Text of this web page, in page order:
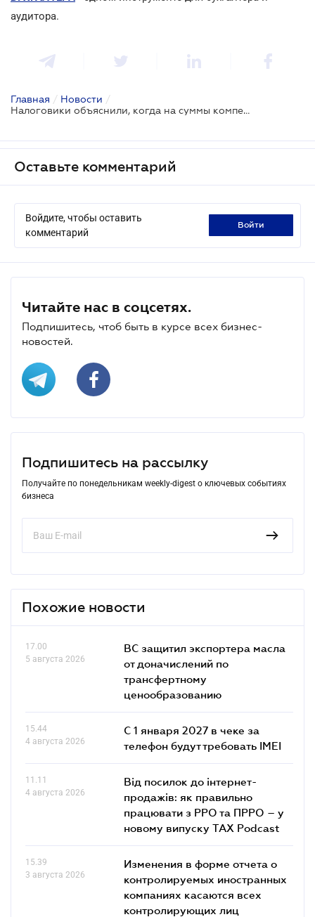
аудитора.
Главная / Новости /
Налоговики объяснили, когда на суммы компенсации за неиспользованный отпуск не насчитывается ЕСВ
Оставьте комментарий
Войдите, чтобы оставить
комментарий
войти
Читайте нас в соцсетях.
Подпишитесь, чтоб быть в курсе всех бизнес-
новостей.
Подпишитесь на рассылку
Получайте по понедельникам weekly-digest о ключевых событиях
бизнеса
Похожие новости
17.00
5 августа 2026
ВС защитил экспортера масла
от доначислений по
трансфертному
ценообразованию
15.44
4 августа 2026
С 1 января 2027 в чеке за
телефон будут требовать IMEI
11.11
4 августа 2026
Від посилок до інтернет-
продажів: як правильно
працювати з РРО та ПРРО – у
новому випуску TAX Podcast
15.39
3 августа 2026
Изменения в форме отчета о
контролируемых иностранных
компаниях касаются всех
контролирующих лиц